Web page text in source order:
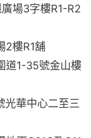
場3字樓R1-R2
2樓R1舖
道1-35號金山樓
光華中心二至三